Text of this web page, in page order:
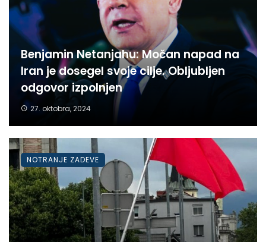
Benjamin Netanjahu: Močan napad na
Iran je dosegel svoje cilje. Obljubljen
odgovor izpolnjen
27. oktobra, 2024
NOTRANJE ZADEVE